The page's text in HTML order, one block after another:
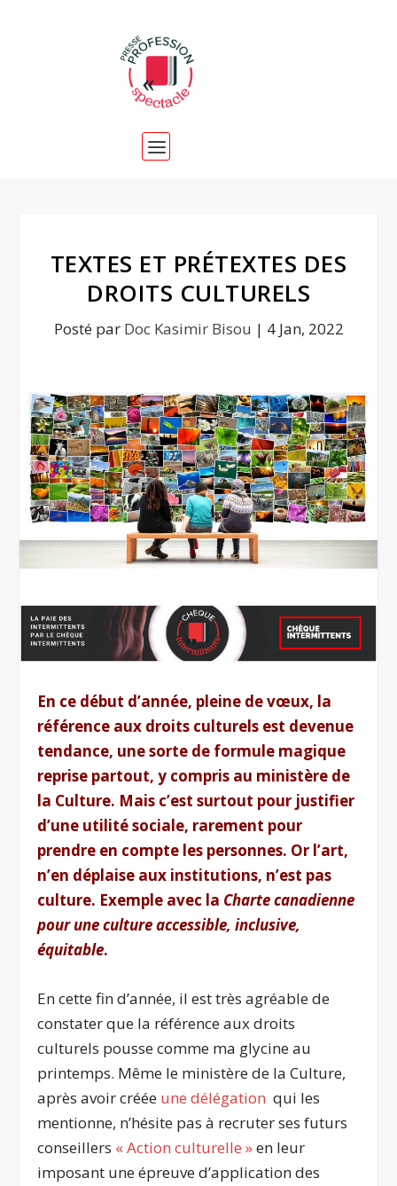
TEXTES ET PRÉTEXTES DES
DROITS CULTURELS
Posté par Doc Kasimir Bisou | 4 Jan, 2022
En ce début d’année, pleine de vœux, la
référence aux droits culturels est devenue
tendance, une sorte de formule magique
reprise partout, y compris au ministère de
la Culture. Mais c’est surtout pour justifier
d’une utilité sociale, rarement pour
prendre en compte les personnes. Or l’art,
n’en déplaise aux institutions, n’est pas
culture. Exemple avec la Charte canadienne
pour une culture accessible, inclusive,
équitable.
En cette fin d’année, il est très agréable de
constater que la référence aux droits
culturels pousse comme ma glycine au
printemps. Même le ministère de la Culture,
après avoir créée une délégation qui les
mentionne, n’hésite pas à recruter ses futurs
conseillers « Action culturelle »en leur
imposant une épreuve d’application des